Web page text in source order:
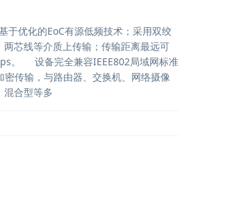
优化的EoC有源低频技术；采用双绞
芯线等介质上传输；传输距离最远可
。 设备完全兼容IEEE802局域网标准
传输，与路由器、交换机、网络摄像
混合型等多